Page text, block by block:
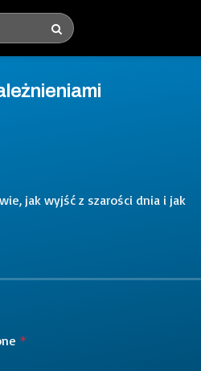
jak wyjść z szarości dnia i jak
*